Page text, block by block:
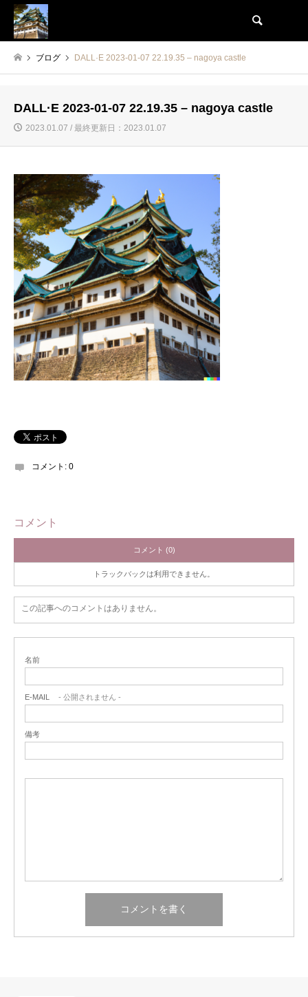
ブログ DALL·E 2023-01-07 22.19.35 – nagoya castle
DALL·E 2023-01-07 22.19.35 – nagoya castle
2023.01.07 / 最終更新日：2023.01.07
コメント: 0
コメント
コメント (0)
トラックバックは利用できません。
この記事へのコメントはありません。
名前
E-MAIL - 公開されません -
備考